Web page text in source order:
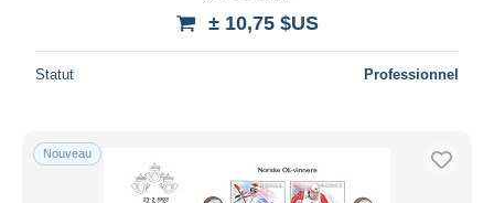
± 10,75 $US
Statut Professionnel
Nouveau